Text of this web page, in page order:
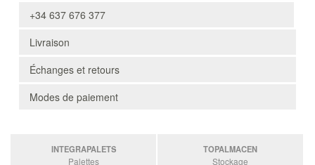
+34 637 676 377
Livraison
Échanges et retours
Modes de paiement
INTEGRAPALETS
Palettes
TOPALMACEN
Stockage